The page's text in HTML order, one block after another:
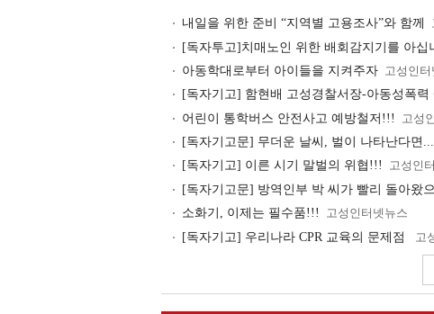
내일을 위한 준비 “지역별 고용조사”와 함께
[독자투고]치매노인 위한 배회감지기를 아십
아동학대로부터 아이들을 지켜주자 고성인
[독자기고] 함현배 고성경찰서장-아동성폭
어린이 통학버스 안전사고 예방철저!!!
고성
[독자기고문] 무더운 날씨, 벌이 나타난다면...
[독자기고] 이른 시기 말벌의 위협!!!
고성인
[독자기고문] 방역인부 박 씨가 빨리 돌아왔으
소화기, 이제는 필수품!!!
고성인터넷뉴스
[독자기고] 우리나라 CPR 교육의 문제점
고